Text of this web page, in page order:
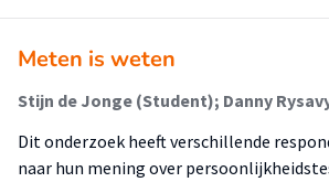
Meten is weten
Stijn de Jonge (Student); Danny
Dit onderzoek heeft verschillende
naar hun mening over